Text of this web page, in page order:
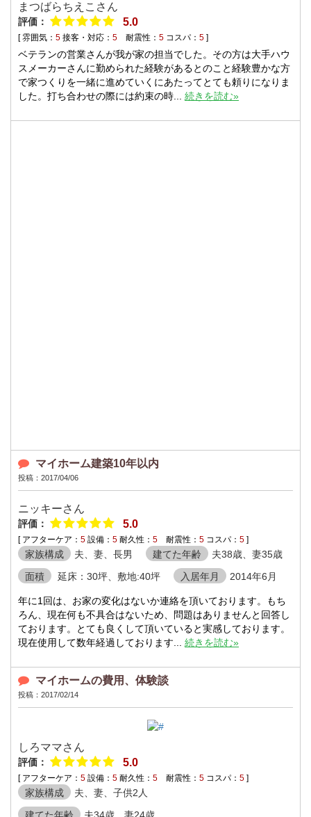
まつばらちえこさん
評価： 5.0
[ 雰囲気： 5 接客・対応： 5 耐震性： 5 コスパ： 5 ]
ベテランの営業さんが我が家の担当でした。その方は大手ハウ
スメーカーさんに勤められた経験があるとのこと経験豊かな方
で家つくりを一緒に進めていくにあたってとても頼りになりま
した。打ち合わせの際には約束の時... 続きを読む»
マイホーム建築10年以内
投稿：2017/04/06
ニッキーさん
評価： 5.0
[ アフターケア： 5 設備： 5 耐久性： 5 耐震性： 5 コスパ： 5 ]
家族構成 夫、妻、長男 建てた年齢
夫38歳、妻35歳
面積
延床：30坪、敷地:40坪 入居年月 2014年6月
年に1回は、お家の変化はないか連絡を頂いております。もち
ろん、現在何も不具合はないため、問題はありませんと回答し
ております。とても良くして頂いていると実感しております。
現在使用して数年経過しております... 続きを読む»
マイホームの費用、体験談
投稿：2017/02/14
しろママさん
評価： 5.0
[ アフターケア： 5 設備： 5 耐久性： 5 耐震性： 5 コスパ： 5 ]
家族構成
夫、妻、子供2人